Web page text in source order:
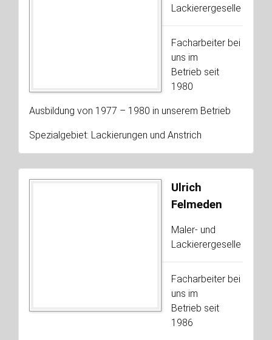
Lackierergeselle
Facharbeiter bei
uns im
Betrieb seit
1980
Ausbildung von 1977 – 1980 in unserem Betrieb
Spezialgebiet: Lackierungen und Anstrich
Ulrich
Felmeden
Maler- und
Lackierergeselle
Facharbeiter bei
uns im
Betrieb seit
1986